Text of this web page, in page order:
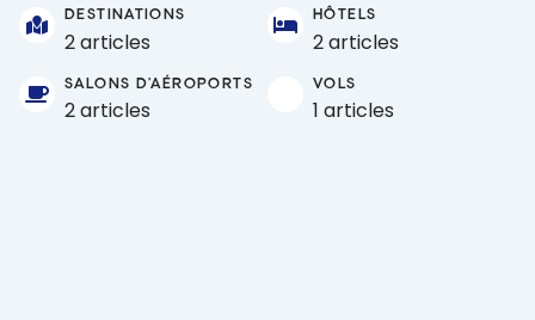
DESTINATIONS
2 articles
HÔTELS
2 articles
SALONS D'AÉROPORTS
2 articles
VOLS
1 articles